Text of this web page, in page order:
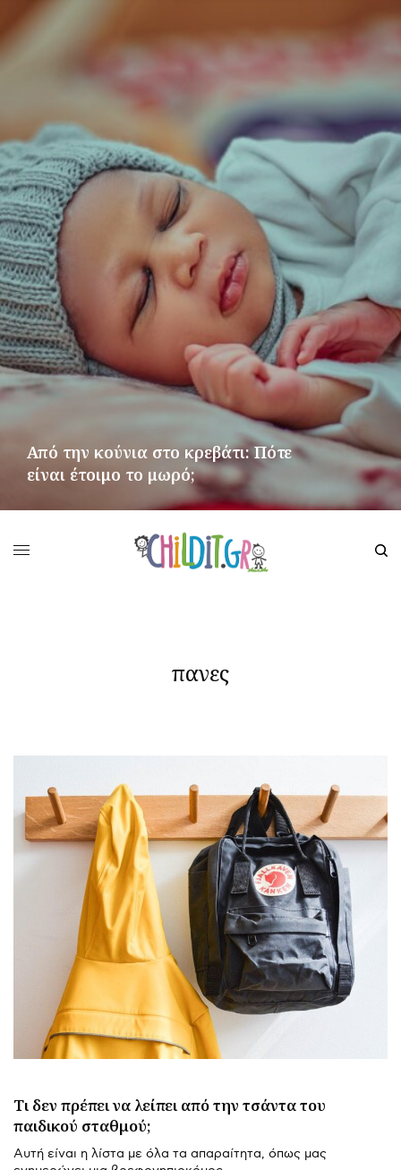
Από την κούνια στο κρεβάτι: Πότε
είναι έτοιμο το μωρό;
πανες
Τι δεν πρέπει να λείπει από την τσάντα του
παιδικού σταθμού;
Αυτή είναι η λίστα με όλα τα απαραίτητα, όπως μας